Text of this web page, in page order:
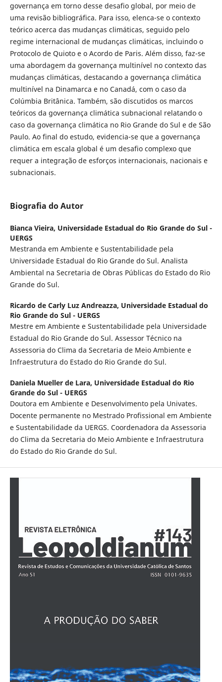
governança em torno desse desafio global, por meio de
uma revisão bibliográfica. Para isso, elenca-se o contexto
teórico acerca das mudanças climáticas, seguido pelo
regime internacional de mudanças climáticas, incluindo o
Protocolo de Quioto e o Acordo de Paris. Além disso, faz-se
uma abordagem da governança multinível no contexto das
mudanças climáticas, destacando a governança climática
multinível na Dinamarca e no Canadá, com o caso da
Colúmbia Britânica. Também, são discutidos os marcos
teóricos da governança climática subnacional relatando o
caso da governança climática no Rio Grande do Sul e de São
Paulo. Ao final do estudo, evidencia-se que a governança
climática em escala global é um desafio complexo que
requer a integração de esforços internacionais, nacionais e
subnacionais.
Biografia do Autor
Bianca Vieira, Universidade Estadual do Rio Grande do Sul -
UERGS
Mestranda em Ambiente e Sustentabilidade pela
Universidade Estadual do Rio Grande do Sul. Analista
Ambiental na Secretaria de Obras Públicas do Estado do Rio
Grande do Sul.
Ricardo de Carly Luz Andreazza, Universidade Estadual do
Rio Grande do Sul - UERGS
Mestre em Ambiente e Sustentabilidade pela Universidade
Estadual do Rio Grande do Sul. Assessor Técnico na
Assessoria do Clima da Secretaria de Meio Ambiente e
Infraestrutura do Estado do Rio Grande do Sul.
Daniela Mueller de Lara, Universidade Estadual do Rio
Grande do Sul - UERGS
Doutora em Ambiente e Desenvolvimento pela Univates.
Docente permanente no Mestrado Profissional em Ambiente
e Sustentabilidade da UERGS. Coordenadora da Assessoria
do Clima da Secretaria do Meio Ambiente e Infraestrutura
do Estado do Rio Grande do Sul.